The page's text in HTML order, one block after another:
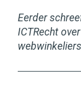
Eerder
ICTRecht